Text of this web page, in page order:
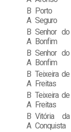
B
A
Porto
Seguro
B
A
Senhor do
Bonfim
B
A
Senhor do
Bonfim
B
A
Teixeira de
Freitas
B
A
Teixeira de
Freitas
B
A
Vitória da
Conquista